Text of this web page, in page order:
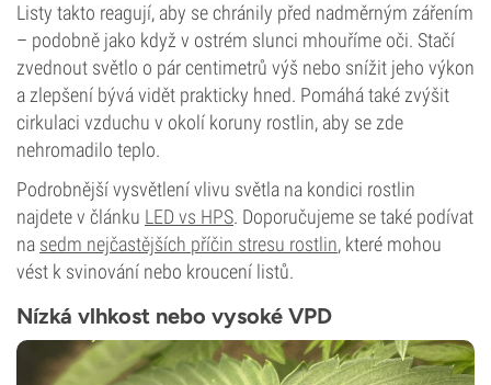
Listy takto reagují, aby se chránily před nadměrným zářením
– podobně jako když v ostrém slunci mhouříme oči. Stačí
zvednout světlo o pár centimetrů výš nebo snížit jeho výkon
a zlepšení bývá vidět prakticky hned. Pomáhá také zvýšit
cirkulaci vzduchu v okolí koruny rostlin, aby se zde
nehromadilo teplo.
Podrobnější vysvětlení vlivu světla na kondici rostlin
najdete v článku LED vs HPS. Doporučujeme se také podívat
na sedm nejčastějších příčin stresu rostlin, které mohou
vést k svinování nebo kroucení listů.
Nízká vlhkost nebo vysoké VPD